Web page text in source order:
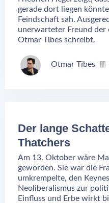
gerade dort liegen
Feindschaft sah.
unerwarteter Freund der
Otmar Tibes schreibt.
Otmar Tibes
Der lange
Thatchers
Am 13. Oktober wäre
geworden. Sie war die
umkrempelte, den
Neoliberalismus zur
Einfluss und Erbe wirkt